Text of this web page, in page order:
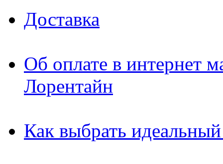
Доставка
Об оплате в интернет
Лорентайн
Как выбрать